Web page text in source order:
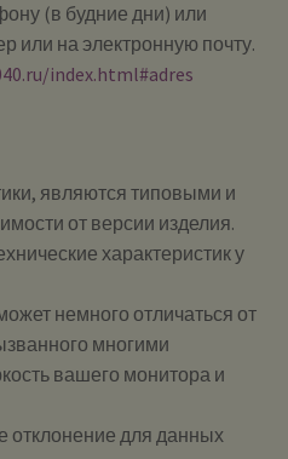
(в будние дни) или
или на электронную почту.
index.html#adres
являются типовыми и
от версии изделия.
характеристик у
немного отличаться от
многими
вашего монитора и
отклонение для данных